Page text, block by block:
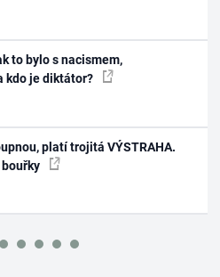
to bylo s nacismem,
kdo je diktátor?
platí trojitá VÝSTRAHA.